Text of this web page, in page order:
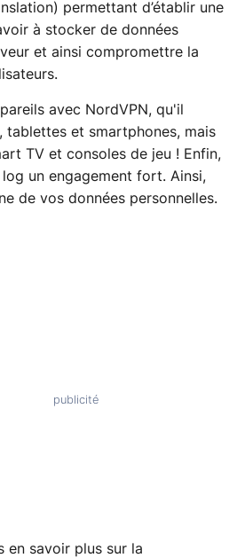
permettant d’établir une
à stocker de données
et ainsi compromettre la
avec NordVPN, qu'il
tablettes et smartphones, mais
TV et consoles de jeu ! Enfin,
un engagement fort. Ainsi,
de vos données personnelles.
en savoir plus sur la